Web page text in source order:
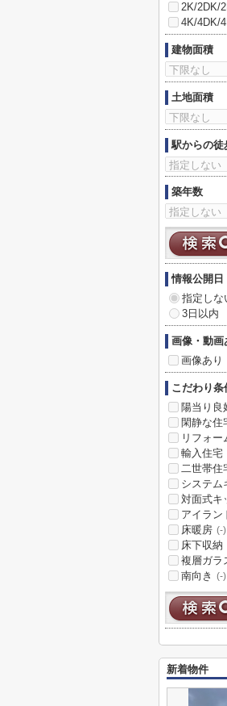
2K/2DK/
4K/4DK/
建物面積
土地面積
駅からの徒
築年数
情報公開日
指定しな
3日以内
画像・動画
画像あり
こだわり条
陽当り良
閑静な住
リフォー
輸入住宅
二世帯住
システム
対面式キ
アイラン
床暖房 (-)
床下収納
複層ガラ
南向き (-)
新着物件